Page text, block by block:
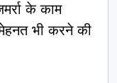
के काम
भी करने की